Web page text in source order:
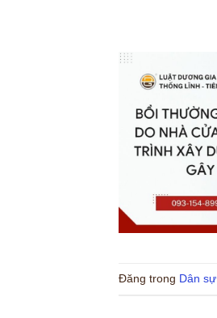
Đăng trong Dân sự